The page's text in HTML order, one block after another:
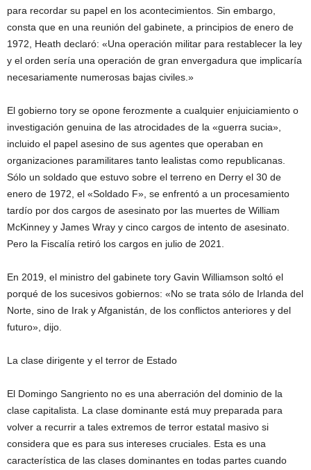
para recordar su papel en los acontecimientos. Sin embargo,
consta que en una reunión del gabinete, a principios de enero de
1972, Heath declaró: «Una operación militar para restablecer la ley
y el orden sería una operación de gran envergadura que implicaría
necesariamente numerosas bajas civiles.»
El gobierno tory se opone ferozmente a cualquier enjuiciamiento o
investigación genuina de las atrocidades de la «guerra sucia»,
incluido el papel asesino de sus agentes que operaban en
organizaciones paramilitares tanto lealistas como republicanas.
Sólo un soldado que estuvo sobre el terreno en Derry el 30 de
enero de 1972, el «Soldado F», se enfrentó a un procesamiento
tardío por dos cargos de asesinato por las muertes de William
McKinney y James Wray y cinco cargos de intento de asesinato.
Pero la Fiscalía retiró los cargos en julio de 2021.
En 2019, el ministro del gabinete tory Gavin Williamson soltó el
porqué de los sucesivos gobiernos: «No se trata sólo de Irlanda del
Norte, sino de Irak y Afganistán, de los conflictos anteriores y del
futuro», dijo.
La clase dirigente y el terror de Estado
El Domingo Sangriento no es una aberración del dominio de la
clase capitalista. La clase dominante está muy preparada para
volver a recurrir a tales extremos de terror estatal masivo si
considera que es para sus intereses cruciales. Esta es una
característica de las clases dominantes en todas partes cuando